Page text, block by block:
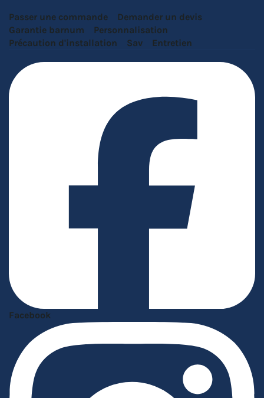
Passer une commande
Demander un devis
Garantie barnum
Personnalisation
Précaution d'installation
Sav Entretien
Facebook